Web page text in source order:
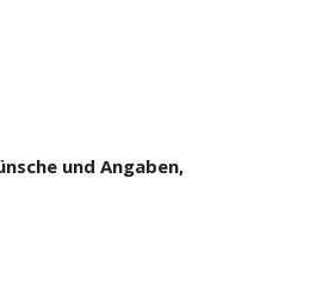
und Angaben,